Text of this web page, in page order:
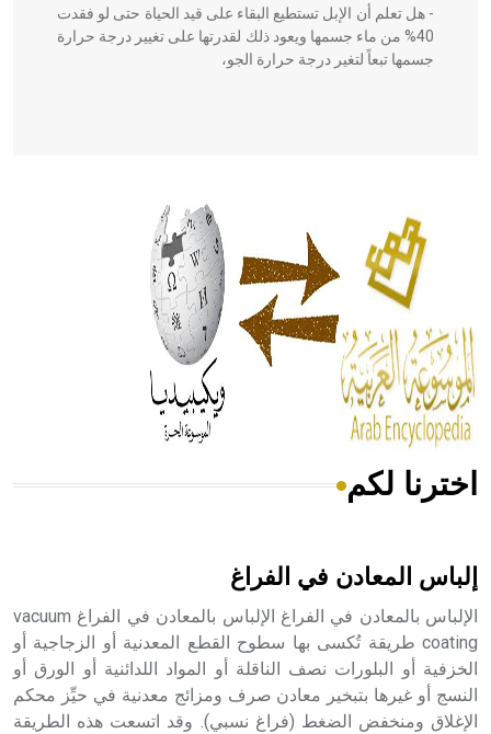
- هل تعلم أن الإبل تستطيع البقاء على قيد الحياة حتى لو فقدت
40% من ماء جسمها ويعود ذلك لقدرتها على تغيير درجة حرارة
جسمها تبعاً لتغير درجة حرارة الجو،
الحكم، الأدلة، تنظيم التغذية، ورسالته في جروح الرأس. ويعود
له الفضل بأنه حرر الطب من الدين والفلسفة.
- هل تعلم أن المرجان إفراز حيواني يتكون في البحر ويتركب
من مادة كربونات الكلسيوم، وهو أحمر أو شديد الحمرة وهو
أجود أنواعه، ويمتاز بكبر الحجم ويسمى الش
هل تعلم أن الأبسيد كلمة فرنسية اللفظ تم اعتمادها مصطلحاً
- هل تعلم أن أبجر Abgar اسم معروف جيداً يعود إلى عدد من
الملوك الذين حكموا مدينة إديسا (الرها) من أبجر الأول وحتى
التاسع، وهم ينتسبون إلى أسرة أوسروين
اخترنا لكم
إلباس المعادن في الفراغ
الإلباس بالمعادن في الفراغ الإلباس بالمعادن في الفراغ vacuum
coating طريقة تُكسى بها سطوح القطع المعدنية أو الزجاجية أو
الخزفية أو البلورات نصف الناقلة أو المواد اللدائنية أو الورق أو
النسج أو غيرها بتبخير معادن صرف ومزائج معدنية في حيِّز محكم
الإغلاق ومنخفض الضغط (فراغ نسبي). وقد اتسعت هذه الطريقة